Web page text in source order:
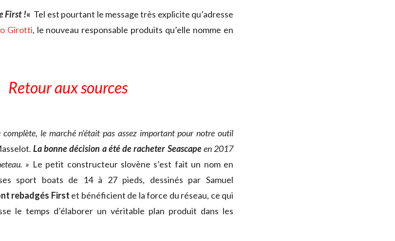
First !« Tel est pourtant le message très explicite qu’adresse
Girotti, le nouveau responsable produits qu’elle nomme en
Retour aux sources
complète, le marché n’était pas assez important pour notre outil
. La bonne décision a été de racheter Seascapeen 2017
» Le petit constructeur slovène s’est fait un nom en
sport boats de 14 à 27 pieds, dessinés par Samuel
rebadgés First et bénéficient de la force du réseau, ce qui
le temps d’élaborer un véritable plan produit dans les